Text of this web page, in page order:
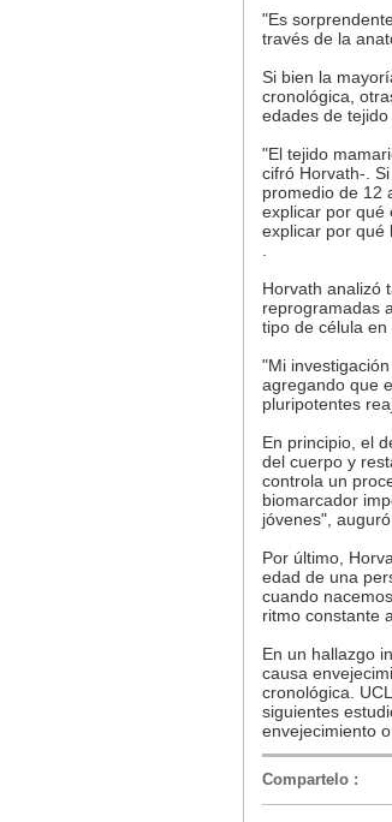
"Es
través de la
Si bien la
cronológica,
edades de
"El tejido
cifró Horvath-.
promedio de 12
explicar por qué
explicar por qué
Horvath analizó
reprogramadas
tipo de célula en
"Mi
agregando que
pluripotentes
En principio, el
del cuerpo y
controla un
biomarcador
jóvenes",
Por último,
edad de una
cuando
ritmo constante
En un hallazgo
causa
cronológica.
siguientes
envejecimiento
Compartelo :